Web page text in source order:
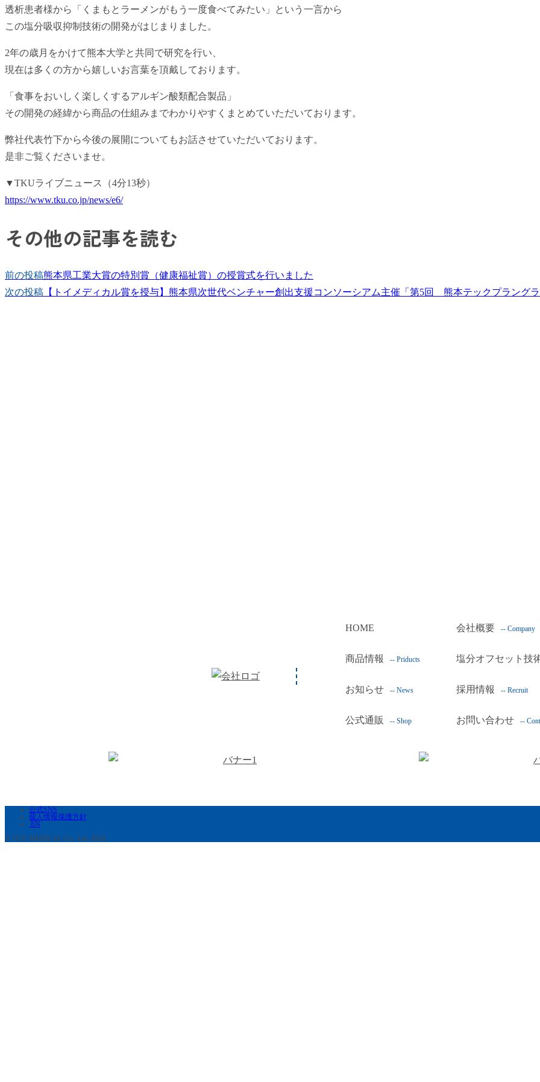
透析患者様から「くまもとラーメンがもう一度食べてみたい」という一言から
この塩分吸収抑制技術の開発がはじまりました。
2年の歳月をかけて熊本大学と共同で研究を行い、
現在は多くの方から嬉しいお言葉を頂戴しております。
「食事をおいしく楽しくするアルギン酸類配合製品」
その開発の経緯から商品の仕組みまでわかりやすくまとめていただいております。
弊社代表竹下から今後の展開についてもお話させていただいております。
是非ご覧くださいませ。
▼TKUライブニュース（4分13秒）
https://www.tku.co.jp/news/e6/
その他の記事を読む
前の投稿熊本県工業大賞の特別賞（健康福祉賞）の授賞式を行いました
次の投稿 【トイメディカル賞を授与】熊本県次世代ベンチャー創出支援コンソーシアム主催「第5回 熊本テックプラングラ
HOME 会社概要 -- Company
商品情報 -- Priducts 塩分オフセット技
お知らせ -- News 採用情報 -- Recruit
公式通販 -- Shop お問い合わせ --
公式SNS
個人情報保護方針
EN
© TOY MEDICAL Co., Ltd. 2026